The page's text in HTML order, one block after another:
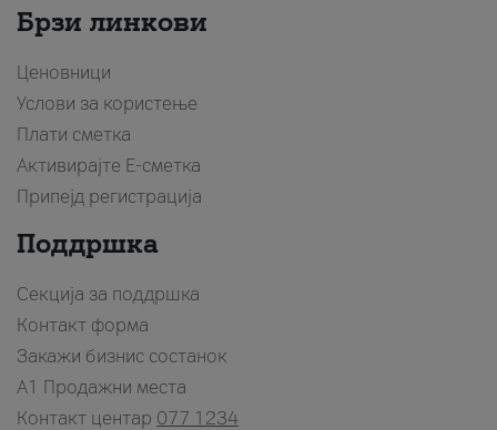
Брзи линкови
Ценовници
Услови за користење
Плати сметка
Активирајте Е-сметка
Припејд регистрација
Поддршка
Секција за поддршка
Контакт форма
Закажи бизнис состанок
A1 Продажни места
Контакт центар 077 1234